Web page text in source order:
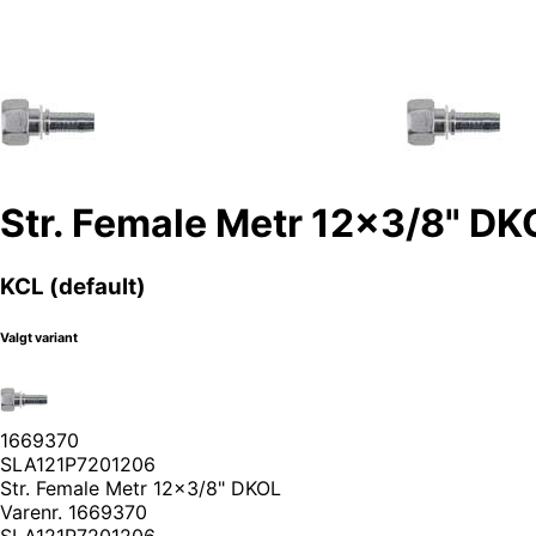
Str. Female Metr 12x3/8"
KCL (default)
Valgt variant
1669370
SLA121P7201206
Str. Female Metr 12x3/8" DKOL
Varenr. 1669370